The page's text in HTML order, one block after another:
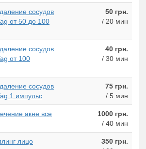
сосудов
от 50 до 100
50 грн.
/ 20 мин
сосудов
от 100
40 грн.
/ 30 мин
сосудов
1 импульс
75 грн.
/ 5 мин
акне все
1000 грн.
/ 40 мин
лицо
350 грн.